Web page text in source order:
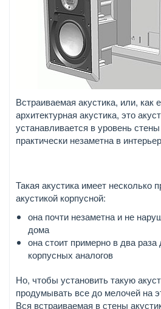
Встраиваемая акустика, или, как
архитектурная акустика, это
устанавливается в уровень
практически незаметна в
Такая акустика имеет несколько
акустикой корпусной:
она почти незаметна и не
дома
она стоит примерно в два
корпусных аналогов
Но, чтобы установить такую
продумывать все до мелочей на
Вся встраиваемая в стены